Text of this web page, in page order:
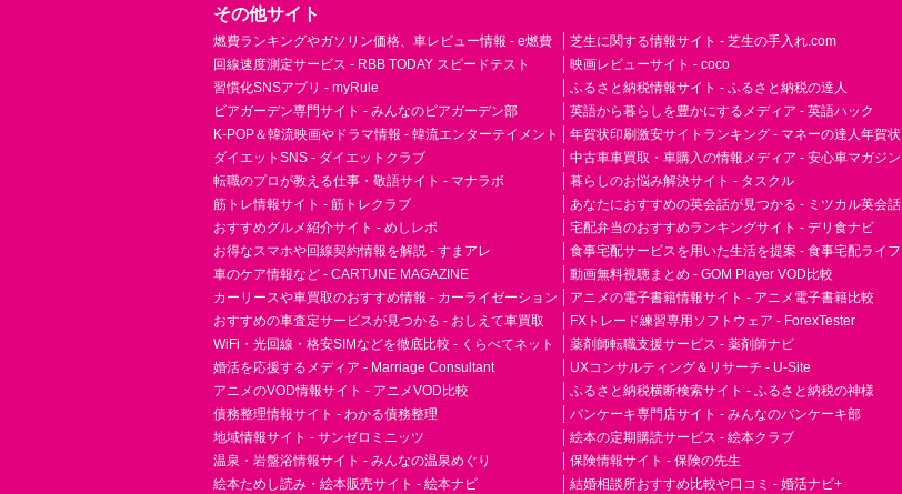
その他サイト
燃費ランキングやガソリン価格、車レビュー情報 - e燃費
回線速度測定サービス - RBB TODAY スピードテスト
習慣化SNSアプリ - myRule
ビアガーデン専門サイト - みんなのビアガーデン部
K-POP＆韓流映画やドラマ情報 - 韓流エンターテイメント
ダイエットSNS - ダイエットクラブ
転職のプロが教える仕事・敬語サイト - マナラボ
筋トレ情報サイト - 筋トレクラブ
おすすめグルメ紹介サイト - めしレポ
お得なスマホや回線契約情報を解説 - すまアレ
車のケア情報など - CARTUNE MAGAZINE
カーリースや車買取のおすすめ情報 - カーライゼーション
おすすめの車査定サービスが見つかる - おしえて車買取
WiFi・光回線・格安SIMなどを徹底比較 - くらべてネット
婚活を応援するメディア - Marriage Consultant
アニメのVOD情報サイト - アニメVOD比較
債務整理情報サイト - わかる債務整理
地域情報サイト - サンゼロミニッツ
温泉・岩盤浴情報サイト - みんなの温泉めぐり
絵本ためし読み・絵本販売サイト - 絵本ナビ
芝生に関する情報サイト - 芝生の手入れ.com
映画レビューサイト - coco
ふるさと納税情報サイト - ふるさと納税の達人
英語から暮らしを豊かにするメディア - 英語ハック
年賀状印刷激安サイトランキング - マネーの達人年賀状
中古車車買取・車購入の情報メディア - 安心車マガジン
暮らしのお悩み解決サイト - タスクル
あなたにおすすめの英会話が見つかる - ミツカル英会話
宅配弁当のおすすめランキングサイト - デリ食ナビ
食事宅配サービスを用いた生活を提案 - 食事宅配ライフ
動画無料視聴まとめ - GOM Player VOD比較
アニメの電子書籍情報サイト - アニメ電子書籍比較
FXトレード練習専用ソフトウェア - ForexTester
薬剤師転職支援サービス - 薬剤師ナビ
UXコンサルティング＆リサーチ - U-Site
ふるさと納税横断検索サイト - ふるさと納税の神様
パンケーキ専門店サイト - みんなのパンケーキ部
絵本の定期購読サービス - 絵本クラブ
保険情報サイト - 保険の先生
結婚相談所おすすめ比較や口コミ - 婚活ナビ+